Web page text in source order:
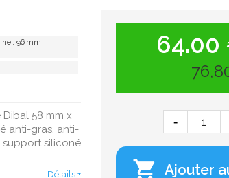
: 96 mm
58 mm x
anti-gras, anti-
support siliconé
Détails +
64.00
 Ajouter